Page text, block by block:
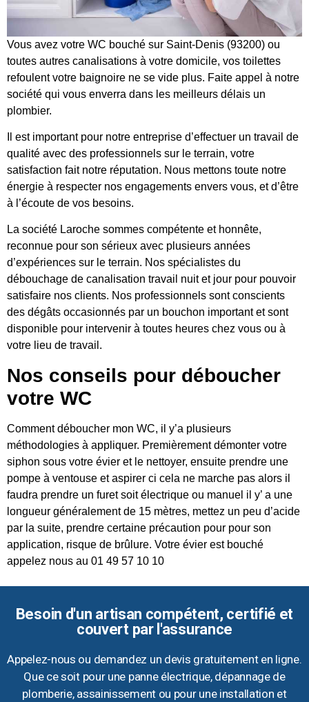
Vous avez votre WC bouché sur Saint-Denis (93200) ou
toutes autres canalisations à votre domicile, vos toilettes
refoulent votre baignoire ne se vide plus. Faite appel à notre
société qui vous enverra dans les meilleurs délais un
plombier.
Il est important pour notre entreprise d’effectuer un travail de
qualité avec des professionnels sur le terrain, votre
satisfaction fait notre réputation. Nous mettons toute notre
énergie à respecter nos engagements envers vous, et d’être
à l’écoute de vos besoins.
La société Laroche sommes compétente et honnête,
reconnue pour son sérieux avec plusieurs années
d’expériences sur le terrain. Nos spécialistes du
débouchage de canalisation travail nuit et jour pour pouvoir
satisfaire nos clients. Nos professionnels sont conscients
des dégâts occasionnés par un bouchon important et sont
disponible pour intervenir à toutes heures chez vous ou à
votre lieu de travail.
Nos conseils pour déboucher
votre WC
Comment déboucher mon WC, il y’a plusieurs
méthodologies à appliquer. Premièrement démonter votre
siphon sous votre évier et le nettoyer, ensuite prendre une
pompe à ventouse et aspirer ci cela ne marche pas alors il
faudra prendre un furet soit électrique ou manuel il y’ a une
longueur généralement de 15 mètres, mettez un peu d’acide
par la suite, prendre certaine précaution pour pour son
application, risque de brûlure. Votre évier est bouché
appelez nous au 01 49 57 10 10
Besoin d'un artisan compétent, certifié et
couvert par l'assurance
Appelez-nous ou demandez un devis gratuitement en ligne.
Que ce soit pour une panne électrique, dépannage de
plomberie, assainissement ou pour une installation et